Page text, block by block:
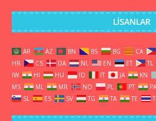
LISANLAR
AR AZ BN BS BG CA
HR
CS DA NL EN ET TL
IW
HI HU ID IT JA KN
MS
ML MR NO PL PT PA
SL
ES SV TG TA TE